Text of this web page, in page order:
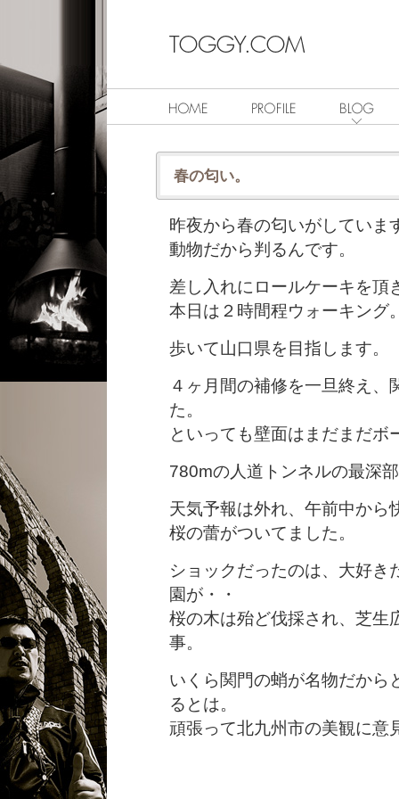
春の匂い。
昨夜から春の匂いがしていま
動物だから判るんです。
差し入れにロールケーキを頂
本日は２時間程ウォーキング
歩いて山口県を目指します。
４ヶ月間の補修を一旦終え
た。
といっても壁面はまだまだボ
780mの人道トンネルの最深
天気予報は外れ、午前中か
桜の蕾がついてました。
ショックだったのは、大好き
園が・・
桜の木は殆ど伐採され、芝生
事。
いくら関門の蛸が名物だから
るとは。
頑張って北九州市の美観に意